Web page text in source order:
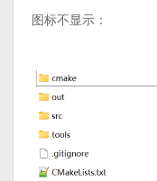
图标不显示：